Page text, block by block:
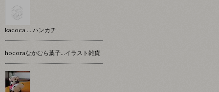
kacoca ... ハンカチ
hocoraなかむら葉子…イラスト雑貨